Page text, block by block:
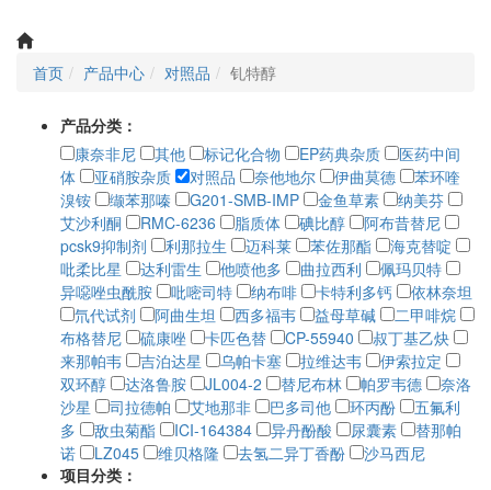
首页 产品中心 对照品 钆特醇
产品分类：
康奈非尼
其他 标记化合物 EP药典杂质
医药中间
体
亚硝胺杂质 对照品 奈他地尔 伊曲莫德
苯环喹
溴铵
缬苯那嗪 G201-SMB-IMP 金鱼草素
纳美芬
艾沙利酮
RMC-6236 脂质体 碘比醇
阿布昔替尼
pcsk9抑制剂
利那拉生 迈科莱 苯佐那酯
海克替啶
吡柔比星
达利雷生 他喷他多 曲拉西利
佩玛贝特
异噁唑虫酰胺
吡嘧司特 纳布啡 卡特利多钙
依林奈坦
氘代试剂
阿曲生坦 西多福韦 益母草碱
二甲啡烷
布格替尼
硫康唑 卡匹色替 CP-55940
叔丁基乙炔
来那帕韦
吉泊达星 乌帕卡塞 拉维达韦
伊索拉定
双环醇
达洛鲁胺 JL004-2 替尼布林 帕罗韦德
奈洛
沙星
司拉德帕 艾地那非 巴多司他 环丙酚
五氟利
多
敌虫菊酯 ICI-164384 异丹酚酸 尿囊素
替那帕
诺
LZ045 维贝格隆 去氢二异丁香酚
沙马西尼
项目分类：